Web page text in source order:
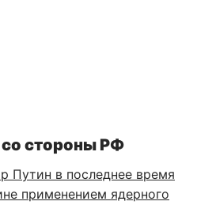
стороны РФ
Путин в последнее время
применением ядерного